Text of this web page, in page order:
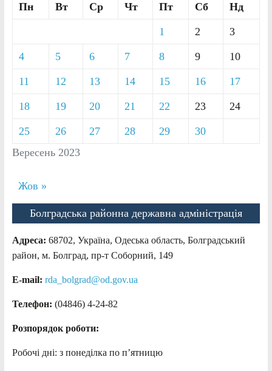
Вересень 2023
Пн Вт Ср Чт Пт Сб Нд
1 2 3
4 5 6 7 8 9 10
11 12 13 14 15 16 17
18 19 20 21 22 23 24
25 26 27 28 29 30
Жов »
Болградська районна державна адміністрація
Адреса: 68702, Україна, Одеська область, Болградський
район, м. Болград, пр-т Соборний, 149
E-mail: rda_bolgrad@od.gov.ua
Телефон: (04846) 4-24-82
Розпорядок роботи:
Робочі дні: з понеділка по п’ятницю